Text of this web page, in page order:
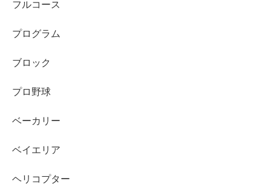
フルコース
プログラム
ブロック
プロ野球
ベーカリー
ベイエリア
ヘリコプター